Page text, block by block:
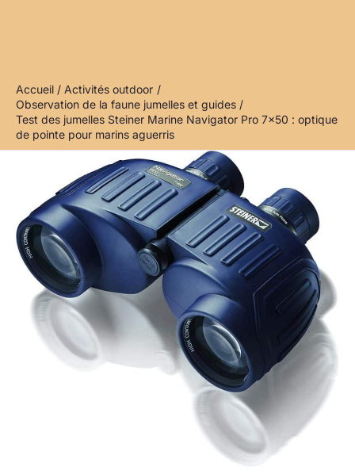
Accueil
Activités outdoor
Observation de la faune jumelles et guides
Test des jumelles Steiner Marine Navigator Pro 7×50 : optique
de pointe pour marins aguerris